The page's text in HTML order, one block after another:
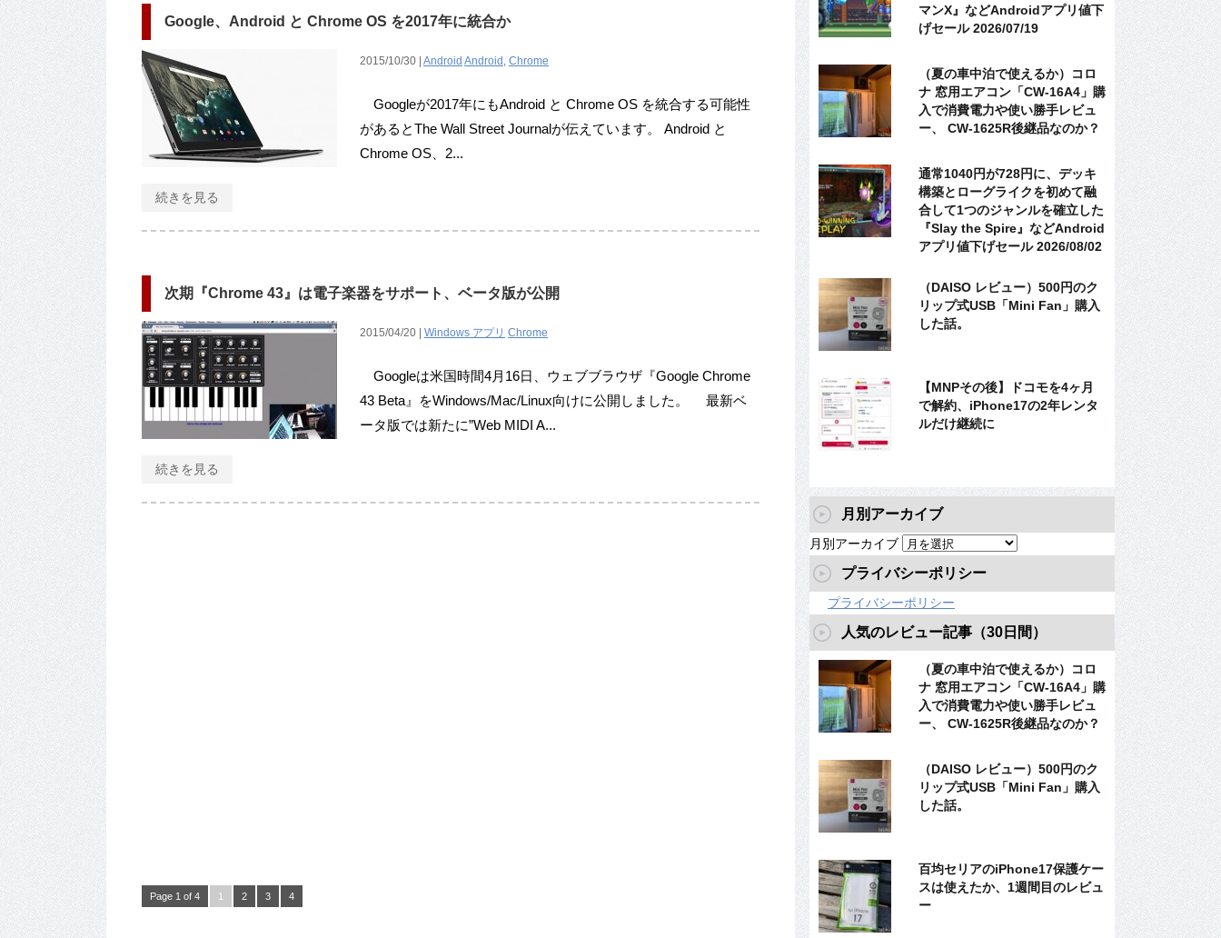
Google、Android と Chrome OS を2017年に統合か
2015/10/30 | Android Android , Chrome
Googleが2017年にもAndroid と Chrome OS を統合する可能性
があるとThe Wall Street Journalが伝えています。 Android と
Chrome OS、2...
続きを見る
次期『Chrome 43』は電子楽器をサポート、ベータ版が公開
2015/04/20 | Windows アプリ Chrome
Googleは米国時間4月16日、ウェブブラウザ『Google Chrome
43 Beta』をWindows/Mac/Linux向けに公開しました。 最新ベ
ータ版では新たに”Web MIDI A...
続きを見る
Page 1 of 4 1 2 3 4
マンX』などAndroidアプリ値下
げセール 2026/07/19
（夏の車中泊で使えるか）コロ
ナ 窓用エアコン「CW-16A4」購
入で消費電力や使い勝手レビュ
ー、 CW-1625R後継品なのか？
通常1040円が728円に、デッキ
構築とローグライクを初めて融
合して1つのジャンルを確立した
『Slay the Spire』などAndroid
アプリ値下げセール 2026/08/02
（DAISO レビュー）500円のク
リップ式USB「Mini Fan」購入
した話。
【MNPその後】ドコモを4ヶ月
で解約、iPhone17の2年レンタ
ルだけ継続に
月別アーカイブ
月別アーカイブ
プライバシーポリシー
プライバシーポリシー
人気のレビュー記事（30日間）
（夏の車中泊で使えるか）コロ
ナ 窓用エアコン「CW-16A4」購
入で消費電力や使い勝手レビュ
ー、 CW-1625R後継品なのか？
（DAISO レビュー）500円のク
リップ式USB「Mini Fan」購入
した話。
百均セリアのiPhone17保護ケー
スは使えたか、1週間目のレビュ
ー